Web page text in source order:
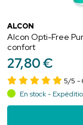
ALCON
Alcon Opti-Free
confort
27,80€
5/5 -
En stock -